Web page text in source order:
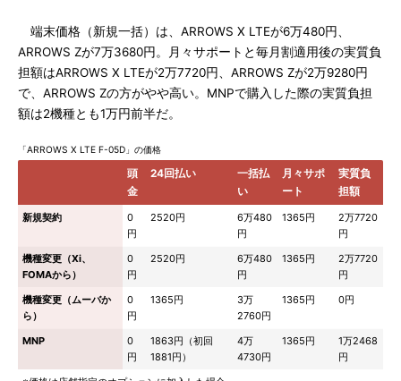
端末価格（新規一括）は、ARROWS X LTEが6万480円、
ARROWS Zが7万3680円。月々サポートと毎月割適用後の実質負
担額はARROWS X LTEが2万7720円、ARROWS Zが2万9280円
で、ARROWS Zの方がやや高い。MNPで購入した際の実質負担
額は2機種とも1万円前半だ。
「ARROWS X LTE F-05D」の価格
頭
金
24回払い
一括払
い
月々サポ
ート
実質負
担額
新規契約
0
円
2520円
6万480
円
1365円
2万7720
円
機種変更（Xi、
FOMAから）
0
円
2520円
6万480
円
1365円
2万7720
円
機種変更（ムーバか
ら）
0
円
1365円
3万
2760円
1365円 0円
MNP
0
円
1863円（初回
1881円）
4万
4730円
1365円
1万2468
円